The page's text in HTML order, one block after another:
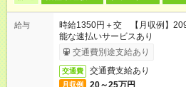
給与
時給1350円＋交 【月収例】
能な速払いサービスあり
交通費別途支給あり
交通費 交通費支給あり
月収例 20～25万円